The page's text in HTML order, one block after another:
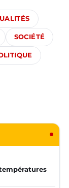
SOCIÉTÉ